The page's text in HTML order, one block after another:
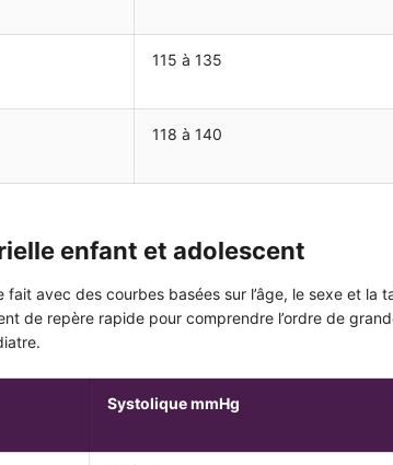
115 à 135
118 à 140
enfant et adolescent
fait avec des courbes basées sur l’âge, le sexe et la
de repère rapide pour comprendre l’ordre de
Systolique mmHg